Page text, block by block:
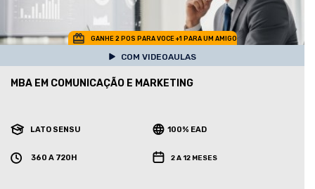
GANHE 2 POS PARA VOCE +1 PARA UM AMIGO
COM VIDEOAULAS
MBA EM COMUNICAÇÃO E MARKETING
LATO SENSU 100% EAD
360 A 720H 2 A 12 MESES